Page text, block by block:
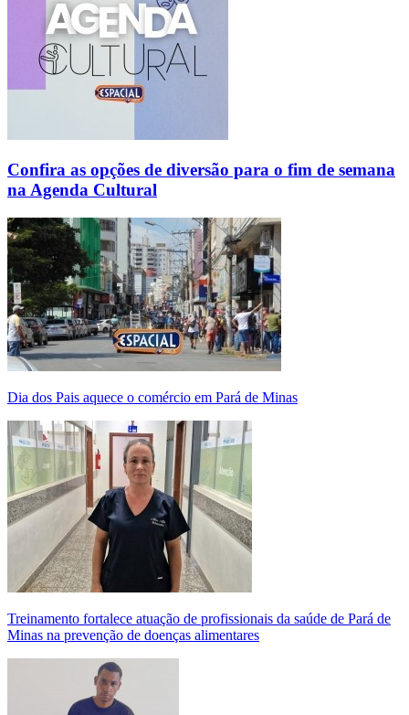
Confira as opções de diversão para o fim de semana
na Agenda Cultural
Dia dos Pais aquece o comércio em Pará de Minas
Treinamento fortalece atuação de profissionais da saúde de Pará de
Minas na prevenção de doenças alimentares